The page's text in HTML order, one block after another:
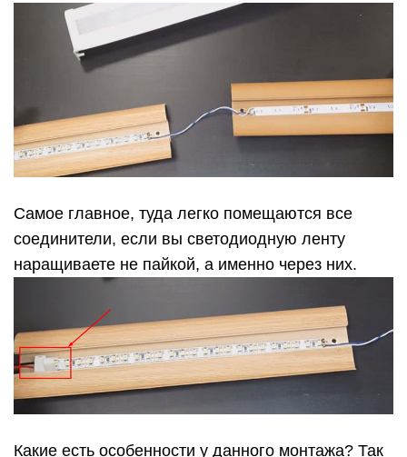
Самое главное, туда легко помещаются все
соединители, если вы светодиодную ленту
наращиваете не пайкой, а именно через них.
Какие есть особенности у данного монтажа? Так